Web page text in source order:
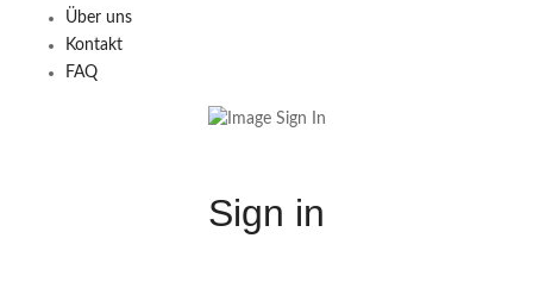
Über uns
Kontakt
FAQ
Sign in